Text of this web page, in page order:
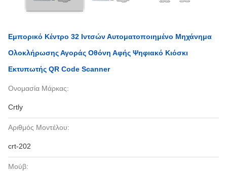
Εμπορικό Κέντρο 32 Ιντσών Αυτοματοποιημένο Μηχάνημα
Ολοκλήρωσης Αγοράς Οθόνη Αφής Ψηφιακό Κιόσκι
Εκτυπωτής QR Code Scanner
Ονομασία Μάρκας:
Crtly
Αριθμός Μοντέλου:
crt-202
Μούβ: